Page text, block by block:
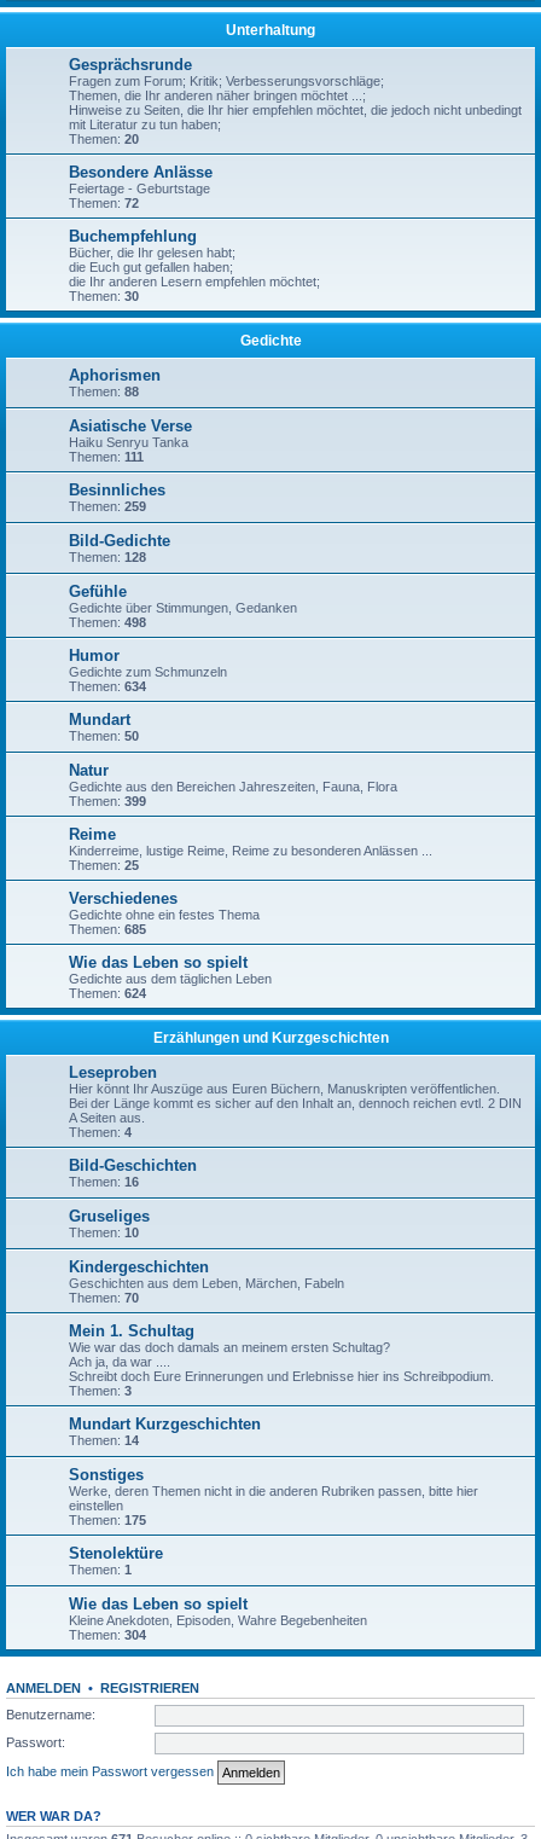
Unterhaltung
Gesprächsrunde
Fragen zum Forum; Kritik; Verbesserungsvorschläge;
Themen, die Ihr anderen näher bringen möchtet ...;
Hinweise zu Seiten, die Ihr hier empfehlen möchtet, die jedoch nicht unbedingt
mit Literatur zu tun haben;
Themen: 20
Besondere Anlässe
Feiertage - Geburtstage
Themen: 72
Buchempfehlung
Bücher, die Ihr gelesen habt;
die Euch gut gefallen haben;
die Ihr anderen Lesern empfehlen möchtet;
Themen: 30
Gedichte
Aphorismen
Themen: 88
Asiatische Verse
Haiku Senryu Tanka
Themen: 111
Besinnliches
Themen: 259
Bild-Gedichte
Themen: 128
Gefühle
Gedichte über Stimmungen, Gedanken
Themen: 498
Humor
Gedichte zum Schmunzeln
Themen: 634
Mundart
Themen: 50
Natur
Gedichte aus den Bereichen Jahreszeiten, Fauna, Flora
Themen: 399
Reime
Kinderreime, lustige Reime, Reime zu besonderen Anlässen ...
Themen: 25
Verschiedenes
Gedichte ohne ein festes Thema
Themen: 685
Wie das Leben so spielt
Gedichte aus dem täglichen Leben
Themen: 624
Erzählungen und Kurzgeschichten
Leseproben
Hier könnt Ihr Auszüge aus Euren Büchern, Manuskripten veröffentlichen.
Bei der Länge kommt es sicher auf den Inhalt an, dennoch reichen evtl. 2 DIN
A Seiten aus.
Themen: 4
Bild-Geschichten
Themen: 16
Gruseliges
Themen: 10
Kindergeschichten
Geschichten aus dem Leben, Märchen, Fabeln
Themen: 70
Mein 1. Schultag
Wie war das doch damals an meinem ersten Schultag?
Ach ja, da war ....
Schreibt doch Eure Erinnerungen und Erlebnisse hier ins Schreibpodium.
Themen: 3
Mundart Kurzgeschichten
Themen: 14
Sonstiges
Werke, deren Themen nicht in die anderen Rubriken passen, bitte hier
einstellen
Themen: 175
Stenolektüre
Themen: 1
Wie das Leben so spielt
Kleine Anekdoten, Episoden, Wahre Begebenheiten
Themen: 304
ANMELDEN • REGISTRIEREN
Benutzername:
Passwort:
Ich habe mein Passwort vergessen
WER WAR DA?